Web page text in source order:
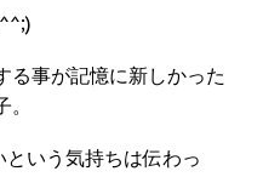
る事が記憶に新しかった
いう気持ちは伝わっ